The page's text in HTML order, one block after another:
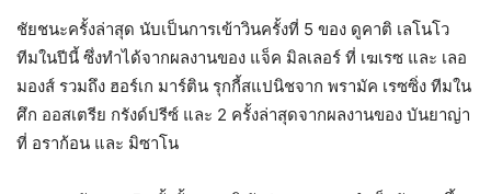
ชัยชนะครั้งล่าสุด นับเป็นการเข้าวินครั้งที่ 5 ของ ดูคาติ เลโนโว
ทีมในปีนี้ ซึ่งทำได้จากผลงานของ แจ็ค มิลเลอร์ ที่ เฆเรซ และ เลอ
มองส์ รวมถึง ฮอร์เก มาร์ติน รุกกี้สแปนิชจาก พรามัค เรซซิ่ง ทีมใน
ศึก ออสเตรีย กรังด์ปรีซ์ และ 2 ครั้งล่าสุดจากผลงานของ บันยาญ่า
ที่ อราก้อน และ มิซาโน